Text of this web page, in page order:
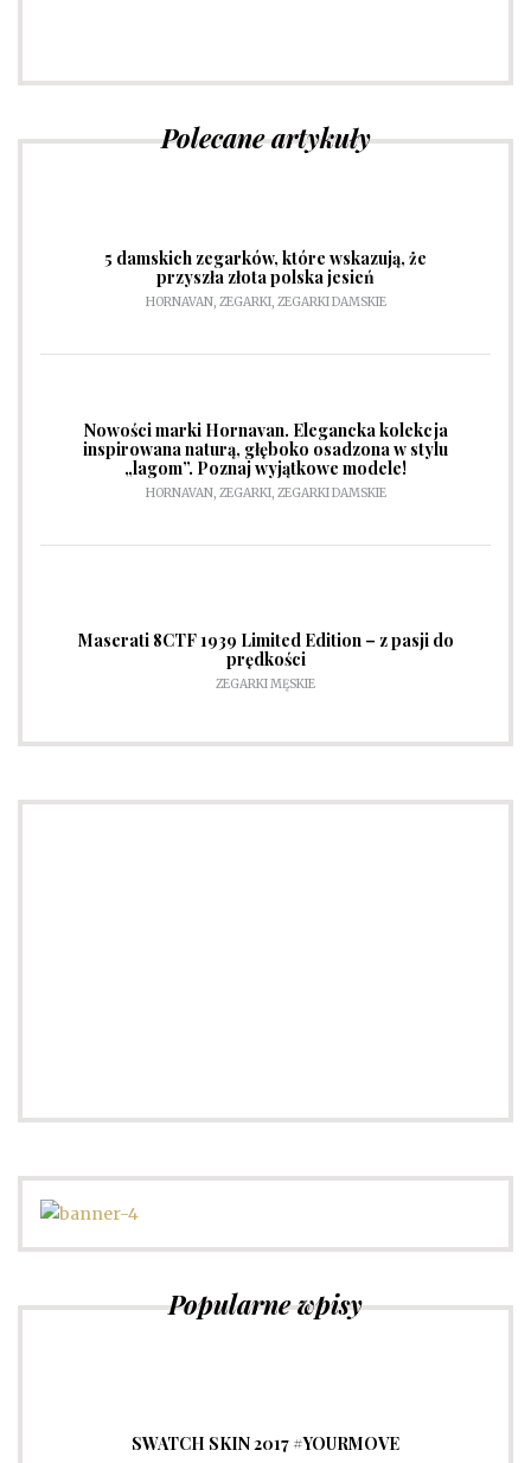
Polecane artykuły
5 damskich zegarków, które wskazują, że
przyszła złota polska jesień
HORNAVAN, ZEGARKI, ZEGARKI DAMSKIE
Nowości marki Hornavan. Elegancka kolekcja
inspirowana naturą, głęboko osadzona w stylu
„lagom”. Poznaj wyjątkowe modele!
HORNAVAN, ZEGARKI, ZEGARKI DAMSKIE
Maserati 8CTF 1939 Limited Edition – z pasji do
prędkości
ZEGARKI MĘSKIE
Popularne wpisy
SWATCH SKIN 2017 #YOURMOVE